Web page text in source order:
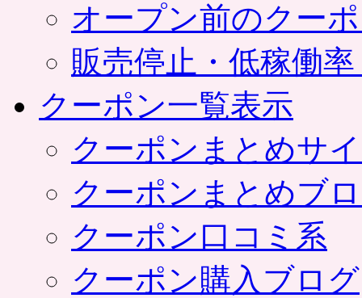
オープン前のクー
販売停止・低稼働
クーポン一覧表示
クーポンまとめサ
クーポンまとめブ
クーポン口コミ系
クーポン購入ブログ